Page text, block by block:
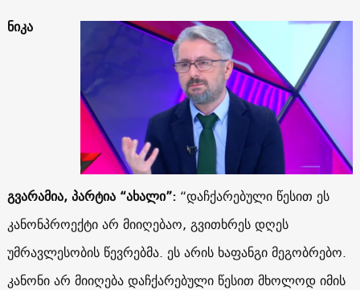
ნიკა
გვარამია, პარტია “ახალი”:“დაჩქარებული წესით ეს
კანონპროექტი არ მიიღებაო, გვითხრეს დღეს
უმრავლესობის წევრებმა. ეს არის ხაფანგი მეგობრებო.
კანონი არ მიიღება დაჩქარებული წესით მხოლოდ იმის